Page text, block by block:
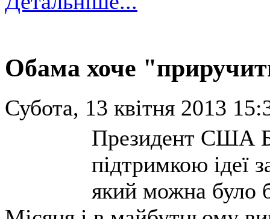
Обама хоче
Субота, 13 квітня 2013
Президент США
підтримкою ідеї
який можна було